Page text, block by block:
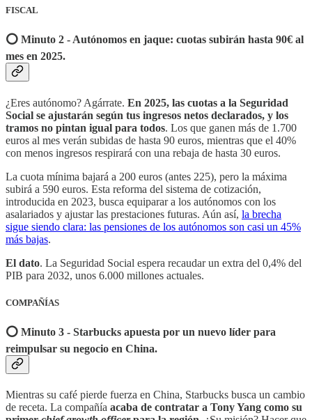
FISCAL
⭕️ Minuto 2 - Autónomos en jaque: cuotas subirán hasta 90€ al
mes en 2025.
¿Eres autónomo? Agárrate. En 2025, las cuotas a la Seguridad
Social se ajustarán según tus ingresos netos declarados, y los
tramos no pintan igual para todos. Los que ganen más de 1.700
euros al mes verán subidas de hasta 90 euros, mientras que el 40%
con menos ingresos respirará con una rebaja de hasta 30 euros.
La cuota mínima bajará a 200 euros (antes 225), pero la máxima
subirá a 590 euros. Esta reforma del sistema de cotización,
introducida en 2023, busca equiparar a los autónomos con los
asalariados y ajustar las prestaciones futuras. Aún así, la brecha
sigue siendo clara: las pensiones de los autónomos son casi un 45%
más bajas.
El dato. La Seguridad Social espera recaudar un extra del 0,4% del
PIB para 2032, unos 6.000 millones actuales.
COMPAÑÍAS
⭕️ Minuto 3 - Starbucks apuesta por un nuevo líder para
reimpulsar su negocio en China.
Mientras su café pierde fuerza en China, Starbucks busca un cambio
de receta. La compañía acaba de contratar a Tony Yang como su